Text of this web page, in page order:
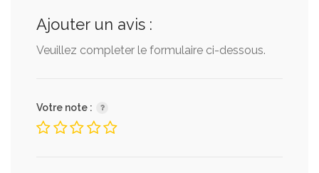
Ajouter un avis :
Veuillez completer le formulaire ci-dessous.
Votre note :